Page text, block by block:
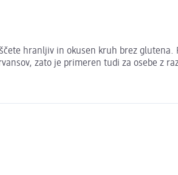
hranljiv in okusen kruh brez
zato je primeren tudi za osebe z